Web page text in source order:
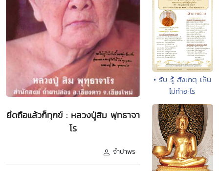
ยึดถือแล้วก็ทุกข์ : หลวงปู่สิม พุทธาจา
โร
จำปาพร
• รับ รู้ สังเกตุ เห็น
ไม่ทำอะไร